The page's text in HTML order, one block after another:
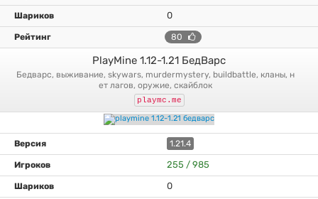
0
80
PlayMine 1.12-1.21 БедВарс
бедварс, выживание, skywars, murdermystery, buildbattle, кланы, н
ет лагов, оружие, скайблок
playmc.me
1.21.4
255 / 985
0